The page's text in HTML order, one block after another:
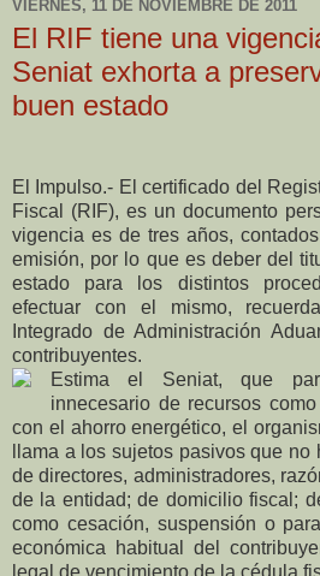
VIERNES, 11 DE NOVIEMBRE DE 2011
El RIF tiene una
Seniat exhorta a
buen estado
El Impulso.- El certificado del
Fiscal (RIF), es un documento
vigencia es de tres años,
emisión, por lo que es deber del
estado para los distintos
efectuar con el mismo,
Integrado de Administración
contribuyentes.
Estima el Seniat, que
innecesario de recursos
con el ahorro energético, el
llama a los sujetos pasivos que
de directores, administradores,
de la entidad; de domicilio fiscal;
como cesación, suspensión o
económica habitual del
legal de vencimiento de la cédula